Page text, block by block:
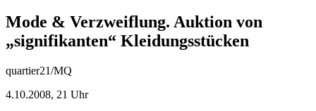
Mode & Verzweiflung. Auktion von
„signifikanten“ Kleidungsstücken
quartier21/MQ
4.10.2008, 21 Uhr